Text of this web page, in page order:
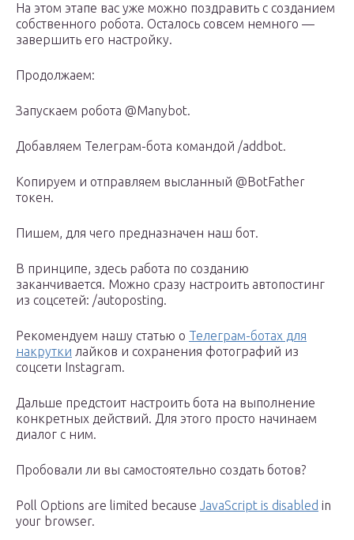
На этом этапе вас уже можно поздравить с созданием
собственного робота. Осталось совсем немного —
завершить его настройку.
Продолжаем:
Запускаем робота @Manybot.
Добавляем Телеграм-бота командой /addbot.
Копируем и отправляем высланный @BotFather
токен.
Пишем, для чего предназначен наш бот.
В принципе, здесь работа по созданию
заканчивается. Можно сразу настроить автопостинг
из соцсетей: /autoposting.
Рекомендуем нашу статью о Телеграм-ботах для
накрутки лайков и сохранения фотографий из
соцсети Instagram.
Дальше предстоит настроить бота на выполнение
конкретных действий. Для этого просто начинаем
диалог с ним.
Пробовали ли вы самостоятельно создать ботов?
Poll Options are limited because JavaScript is disabled in
your browser.